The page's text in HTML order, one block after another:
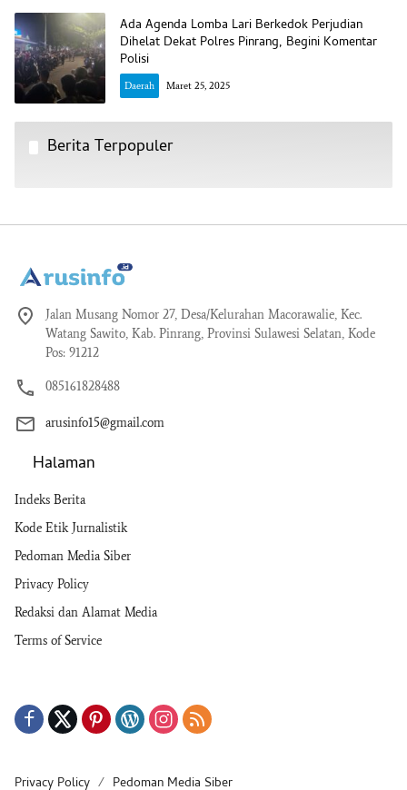
Ada Agenda Lomba Lari Berkedok Perjudian
Dihelat Dekat Polres Pinrang, Begini Komentar
Polisi
Daerah Maret 25, 2025
Berita Terpopuler
Jalan Musang Nomor 27, Desa/Kelurahan Macorawalie, Kec.
Watang Sawito, Kab. Pinrang, Provinsi Sulawesi Selatan, Kode
Pos: 91212
085161828488
arusinfo15@gmail.com
Halaman
Indeks Berita
Kode Etik Jurnalistik
Pedoman Media Siber
Privacy Policy
Redaksi dan Alamat Media
Terms of Service
Privacy Policy Pedoman Media Siber